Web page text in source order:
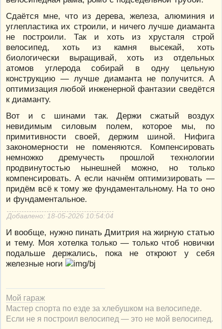
Сдаётся мне, что из дерева, железа, алюминия и
углепластика их строили, и ничего лучше диаманта
не построили. Так и хоть из хрусталя строй
велосипед, хоть из камня высекай, хоть
биологически выращивай, хоть из отдельных
атомов углерода собирай в одну цельную
конструкцию — лучше диаманта не получится. А
оптимизация любой инженерной фантазии сведётся
к диаманту.
Вот и с шинами так. Держи сжатый воздух
невидимым силовым полем, которое мы, по
примитивности своей, держим шиной. Нифига
закономерности не поменяются. Компенсировать
немножко дремучесть прошлой технологии
продвинутостью нынешней можно, но только
компенсировать. А если начнём оптимизировать —
придём всё к тому же фундаментальному. На то оно
и фундаментальное.
Добавлено: 18-05-2026 10:54:04
И вообще, нужно пинать Дмитрия на жирную статью
и тему. Моя хотелка только — только чтоб новички
подальше держались, пока не откроют у себя
железные ноги
Мой гараж
Мастер спорта по езде за хлебушком на велосипеде.
Если не я построил велосипед — это не мой велосипед.